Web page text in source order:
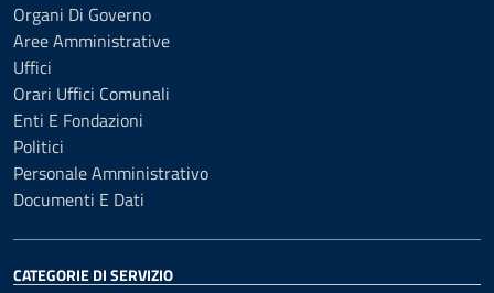
Organi Di Governo
Aree Amministrative
Uffici
Orari Uffici Comunali
Enti E Fondazioni
Politici
Personale Amministrativo
Documenti E Dati
CATEGORIE DI SERVIZIO